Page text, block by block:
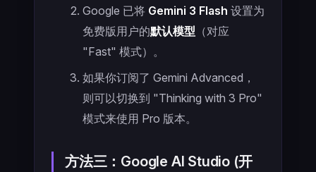
Google 已将 Gemini 3 Flash 设置为
免费版用户的默认模型 （对应
"Fast" 模式）。
如果你订阅了 Gemini Advanced，
则可以切换到 "Thinking with 3 Pro"
模式来使用 Pro 版本。
方法三：Google AI Studio (开